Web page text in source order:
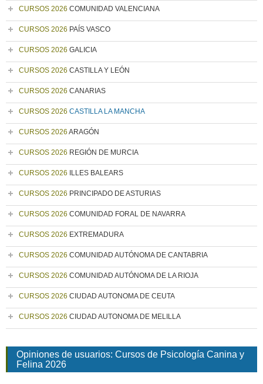
CURSOS 2026 COMUNIDAD VALENCIANA
CURSOS 2026 PAÍS VASCO
CURSOS 2026 GALICIA
CURSOS 2026 CASTILLA Y LEÓN
CURSOS 2026 CANARIAS
CURSOS 2026 CASTILLA LA MANCHA
CURSOS 2026 ARAGÓN
CURSOS 2026 REGIÓN DE MURCIA
CURSOS 2026 ILLES BALEARS
CURSOS 2026 PRINCIPADO DE ASTURIAS
CURSOS 2026 COMUNIDAD FORAL DE NAVARRA
CURSOS 2026 EXTREMADURA
CURSOS 2026 COMUNIDAD AUTÓNOMA DE CANTABRIA
CURSOS 2026 COMUNIDAD AUTÓNOMA DE LA RIOJA
CURSOS 2026 CIUDAD AUTONOMA DE CEUTA
CURSOS 2026 CIUDAD AUTONOMA DE MELILLA
Opiniones de usuarios: Cursos de Psicología Canina y
Felina 2026